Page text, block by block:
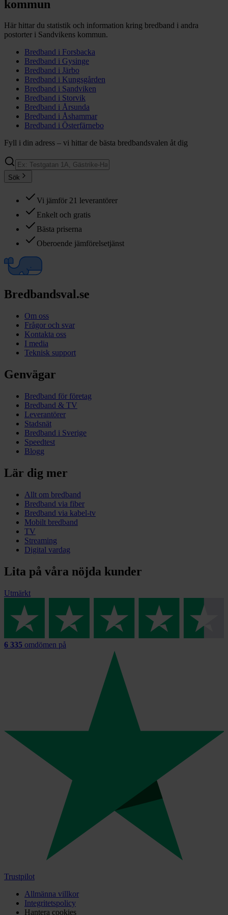
kommun
Här hittar du statistik och information kring bredband i andra
postorter i Sandvikens kommun.
Bredband i Forsbacka
Bredband i Gysinge
Bredband i Järbo
Bredband i Kungsgården
Bredband i Sandviken
Bredband i Storvik
Bredband i Årsunda
Bredband i Åshammar
Bredband i Österfärnebo
Fyll i din adress – vi hittar de bästa bredbandsvalen åt dig
Sök
Vi jämför 21 leverantörer
Enkelt och gratis
Bästa priserna
Oberoende jämförelsetjänst
Bredbandsval.se
Om oss
Frågor och svar
Kontakta oss
I media
Teknisk support
Genvägar
Bredband för företag
Bredband & TV
Leverantörer
Stadsnät
Bredband i Sverige
Speedtest
Blogg
Lär dig mer
Allt om bredband
Bredband via fiber
Bredband via kabel-tv
Mobilt bredband
TV
Streaming
Digital vardag
Lita på våra nöjda kunder
Utmärkt
6 335 omdömen på
Trustpilot
Allmänna villkor
Integritetspolicy
Hantera cookies